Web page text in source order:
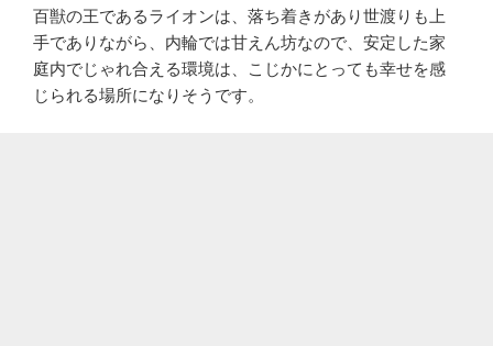
百獣の王であるライオンは、落ち着きがあり世渡りも上
手でありながら、内輪では甘えん坊なので、安定した家
庭内でじゃれ合える環境は、こじかにとっても幸せを感
じられる場所になりそうです。